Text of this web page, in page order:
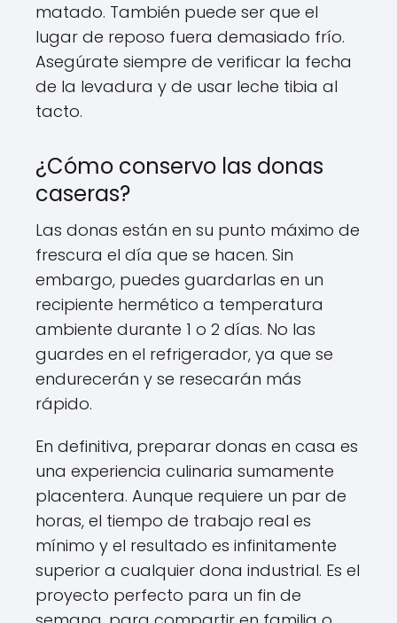
matado. También puede ser que el
lugar de reposo fuera demasiado frío.
Asegúrate siempre de verificar la fecha
de la levadura y de usar leche tibia al
tacto.
¿Cómo conservo las donas
caseras?
Las donas están en su punto máximo de
frescura el día que se hacen. Sin
embargo, puedes guardarlas en un
recipiente hermético a temperatura
ambiente durante 1 o 2 días. No las
guardes en el refrigerador, ya que se
endurecerán y se resecarán más
rápido.
En definitiva, preparar donas en casa es
una experiencia culinaria sumamente
placentera. Aunque requiere un par de
horas, el tiempo de trabajo real es
mínimo y el resultado es infinitamente
superior a cualquier dona industrial. Es el
proyecto perfecto para un fin de